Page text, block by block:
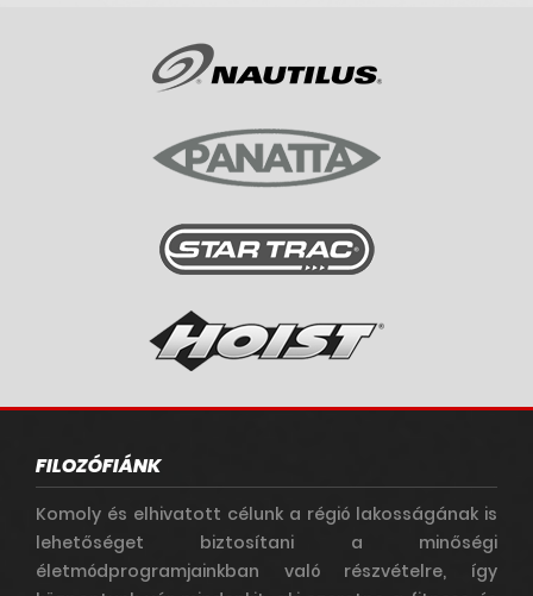
FILOZÓFIÁNK
Komoly és elhivatott célunk a régió lakosságának is
lehetőséget biztosítani a minőségi
életmódprogramjainkban való részvételre, így